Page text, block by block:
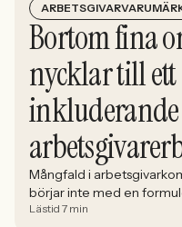
Bortom fina
nycklar till ett
inkluderande
Mångfald i
börjar inte med en
karriärsidan. Den börjar i
Lästid 7 min